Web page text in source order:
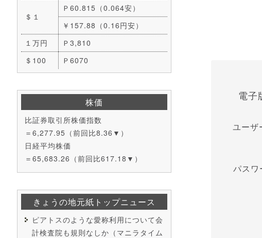
＄１
Ｐ60.815（0.064安）
￥157.88（0.16円安）
１万円
Ｐ3,810
＄100
Ｐ6070
株価
比証券取引所株価指数
＝6,277.95（前回比8.36▼）
日経平均株価
＝65,683.26（前回比617.18▼）
きょうの地元紙トップニュース
ピアトスのような愛称利用について会
計検査院も規則なしか（マニラタイム
電子
ユーザ
パスワ